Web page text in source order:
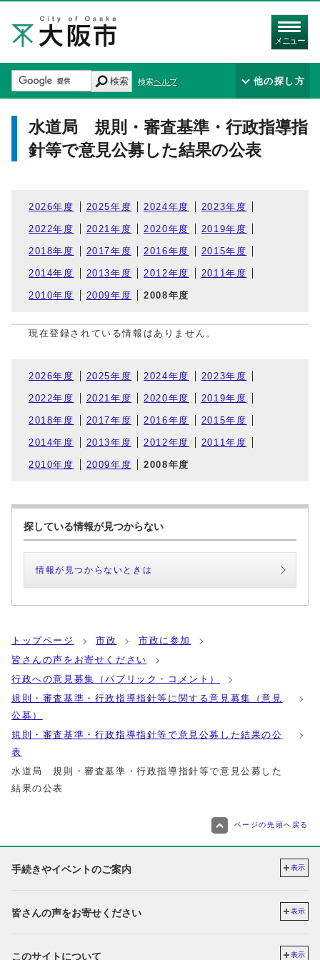
メニュー
検索 検索ヘルプ 他の探し方
水道局 規則・審査基準・行政指導指
針等で意見公募した結果の公表
2026年度 2025年度 2024年度 2023年度
2022年度 2021年度 2020年度 2019年度
2018年度 2017年度 2016年度 2015年度
2014年度 2013年度 2012年度 2011年度
2010年度 2009年度 2008年度
現在登録されている情報はありません。
2026年度 2025年度 2024年度 2023年度
2022年度 2021年度 2020年度 2019年度
2018年度 2017年度 2016年度 2015年度
2014年度 2013年度 2012年度 2011年度
2010年度 2009年度 2008年度
探している情報が見つからない
情報が見つからないときは
トップページ 市政
市政に参加
皆さんの声をお寄せください
行政への意見募集（パブリック・コメント）
規則・審査基準・行政指導指針等に関する意見募集（意見
公募）
規則・審査基準・行政指導指針等で意見公募した結果の公
表
水道局 規則・審査基準・行政指導指針等で意見公募した
結果の公表
ページの先頭へ戻る
手続きやイベントのご案内 表示
皆さんの声をお寄せください 表示
このサイトについて 表示